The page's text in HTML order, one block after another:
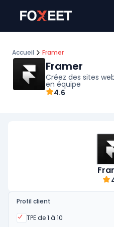
Accueil Framer
Framer
Créez des sites
en équipe
4.6
Profil client
TPE de 1 à 10
Oui